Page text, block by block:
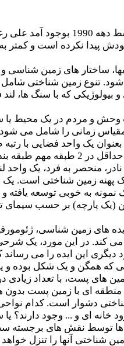
ایده تنوع زمین شناسی نخست در استرالیا (بخصوص در تاسمانی)
پیدا نکرده است و کمتر
ساختار های زمین شناسی
شود. تنوع زمین شناختی
که با سنگ ها،
وحش و مردم در یک محیط
زمانی را شامل می
یک واحد فضایی با
ای نادر، منحصر به فرد، یک
پهنه زمین شناختی است. یک
به خوبی توسعه یافته
(یک پارچه) بر حسب سیمای
های زمین شناسی،
کند. در این مورد، یک شرحی
این ایده را می رساند
که همگن و یک شکل بوده و
های پست، با تعداد زیادی
منطقه ای با زمین پست بدون
دشوار است. کدام
دیگری مانند 5 آتشفشان، 5 یخچال، 5 دره رود خانه ای و
ها توسط نقش های
آنها را تنزل خواهد